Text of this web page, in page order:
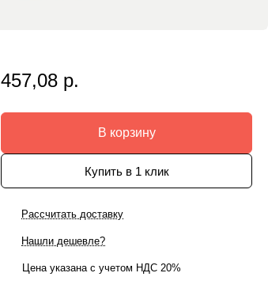
457,08 р.
В корзину
Купить в 1 клик
Рассчитать доставку
Нашли дешевле?
Цена указана с учетом НДС 20%